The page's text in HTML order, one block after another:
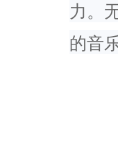
力。
的音